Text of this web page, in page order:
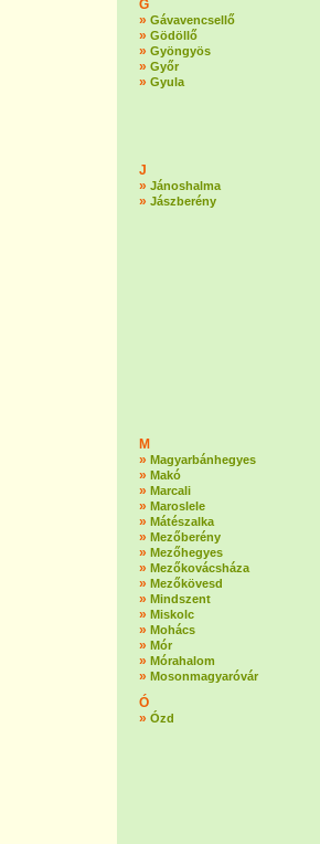
G
» Gávavencsellő
» Gödöllő
» Gyöngyös
» Győr
» Gyula
J
» Jánoshalma
» Jászberény
M
» Magyarbánhegyes
» Makó
» Marcali
» Maroslele
» Mátészalka
» Mezőberény
» Mezőhegyes
» Mezőkovácsháza
» Mezőkövesd
» Mindszent
» Miskolc
» Mohács
» Mór
» Mórahalom
» Mosonmagyaróvár
Ó
» Ózd